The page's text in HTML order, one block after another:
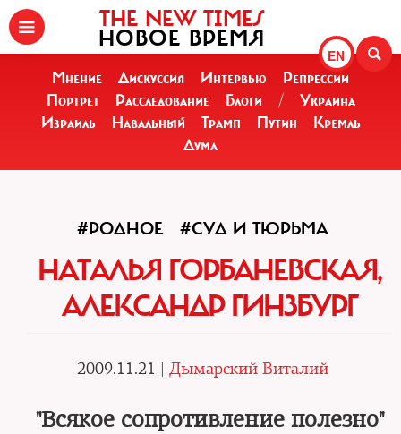
EN
THE NEW TIMES
НОВОЕ ВРЕМЯ
Мнение Дискуссия Интервью
Репрессии
Портрет
Расследование Блоги /
Украина
Израиль
Навальный Трамп Путин
Кремль
Дума
#РОДНОЕ #СУД И ТЮРЬМА
НАТАЛЬЯ ГОРБАНЕВСКАЯ,
АЛЕКСАНДР ГИНЗБУРГ
2009.11.21 | Дымарский Виталий
"Всякое сопротивление полезно"